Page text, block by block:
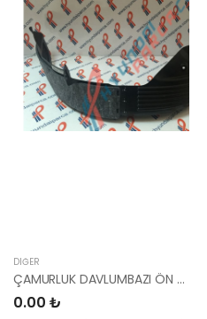
DIĞER
ÇAMURLUK DAVLUMBAZI ÖN SAĞ YENİ İ20-
0.00 ₺